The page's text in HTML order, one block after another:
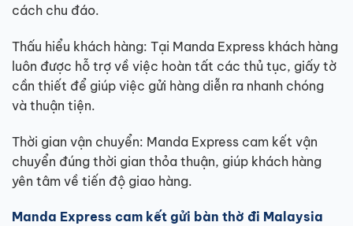
cách chu đáo.
Thấu hiểu khách hàng: Tại Manda Express khách hàng
luôn được hỗ trợ về việc hoàn tất các thủ tục, giấy tờ
cần thiết để giúp việc gửi hàng diễn ra nhanh chóng
và thuận tiện.
Thời gian vận chuyển: Manda Express cam kết vận
chuyển đúng thời gian thỏa thuận, giúp khách hàng
yên tâm về tiến độ giao hàng.
Manda Express cam kết gửi bàn thờ đi Malaysia